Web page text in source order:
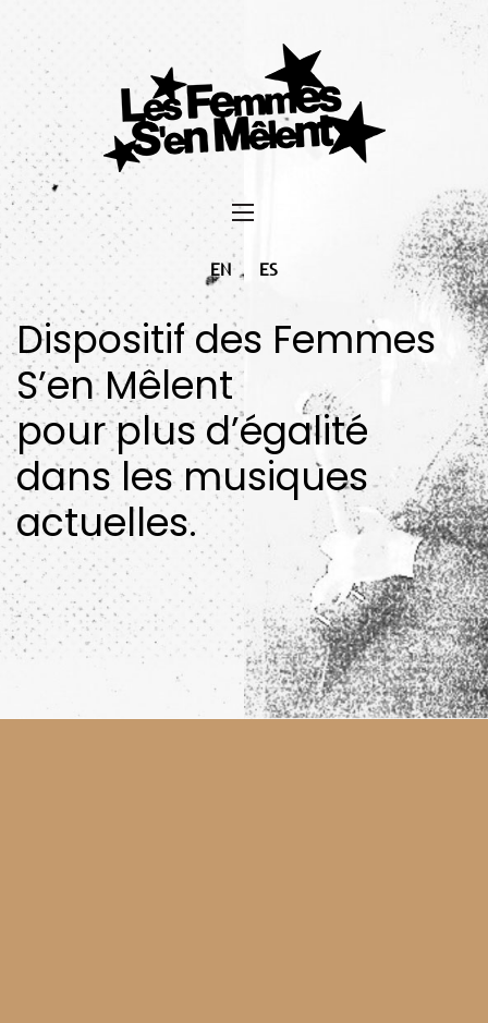
EN ES
Dispositif des Femmes
S’en Mêlent
pour plus d’égalité
dans les musiques
actuelles.